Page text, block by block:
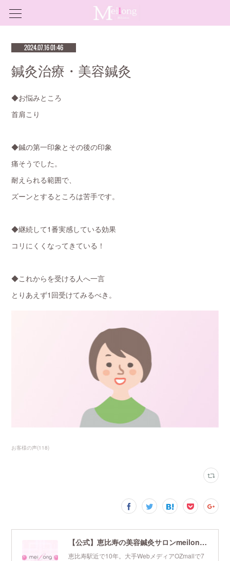
2024.07.16 01:46
鍼灸治療・美容鍼灸
◆お悩みところ
首肩こり
◆鍼の第一印象とその後の印象
痛そうでした。
耐えられる範囲で、
ズーンとするところは苦手です。
◆継続して1番実感している効果
コリにくくなってきている！
◆これからを受ける人へ一言
とりあえず1回受けてみるべき。
お客様の声(118)
【公式】恵比寿の美容鍼灸サロンmeilong｜ツボを押さえた針・お灸の治療で美容と健康を叶えます
恵比寿駅近で10年。大手WebメディアOZmallで7